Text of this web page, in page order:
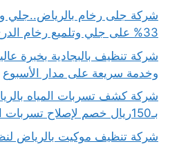
شركة جلى رخام بالرياض..جلي
33% على جلي وتلميع رخام الدرج والمطبخ
شركة تنظيف بالبجادية بخبرة
وخدمة سريعة على مدار الأسبوع
بـ150ريال خصم لإصلاح تسربات المياه